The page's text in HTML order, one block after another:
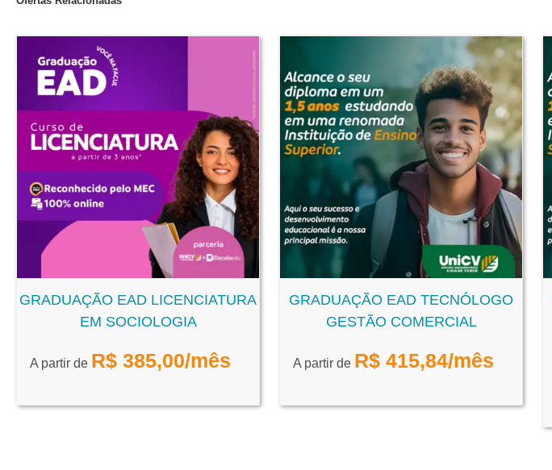
GRADUAÇÃO EAD LICENCIATURA
EM SOCIOLOGIA
A partir de R$ 385,00/mês
GRADUAÇÃO EAD TECNÓLOGO
GESTÃO COMERCIAL
A partir de R$ 415,84/mês